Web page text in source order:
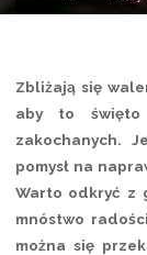
główna
Zbliżają się
aby to święto
zakochanych.
pomysł na
Warto odkryć z
mnóstwo
można się